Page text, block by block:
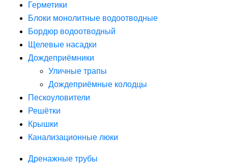
Герметики
Блоки монолитные водоотводные
Бордюр водоотводный
Щелевые насадки
Дождеприёмники
Уличные трапы
Дождеприёмные колодцы
Пескоуловители
Решётки
Крышки
Канализационные люки
Дренажные трубы